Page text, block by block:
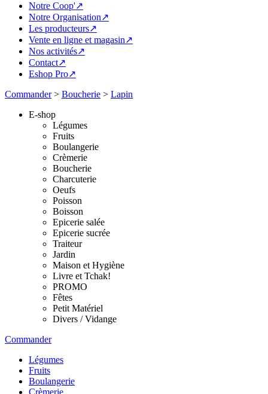
Notre Coop'↗
Notre Organisation↗
Les producteurs↗
Vente en ligne et magasin↗
Nos activités↗
Contact↗
Eshop Pro↗
Commander> Boucherie > Lapin
E-shop
Légumes
Fruits
Boulangerie
Crèmerie
Boucherie
Charcuterie
Oeufs
Poisson
Boisson
Epicerie salée
Epicerie sucrée
Traiteur
Jardin
Maison et Hygiène
Livre et Tchak!
PROMO
Fêtes
Petit Matériel
Divers / Vidange
Commander
Légumes
Fruits
Boulangerie
Crèmerie